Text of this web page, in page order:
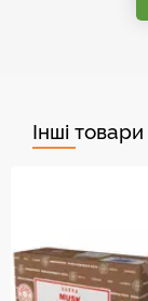
Інші товари